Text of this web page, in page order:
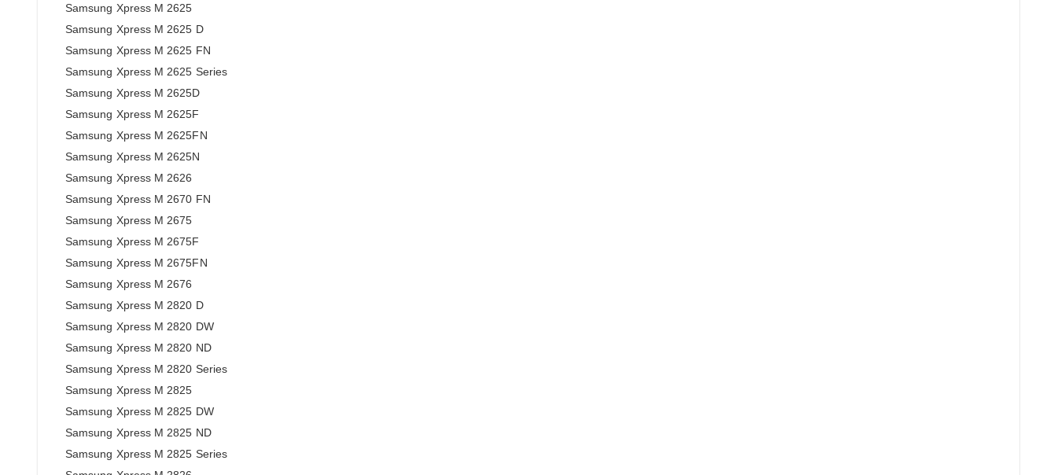
Samsung Xpress M 2625
Samsung Xpress M 2625 D
Samsung Xpress M 2625 FN
Samsung Xpress M 2625 Series
Samsung Xpress M 2625D
Samsung Xpress M 2625F
Samsung Xpress M 2625FN
Samsung Xpress M 2625N
Samsung Xpress M 2626
Samsung Xpress M 2670 FN
Samsung Xpress M 2675
Samsung Xpress M 2675F
Samsung Xpress M 2675FN
Samsung Xpress M 2676
Samsung Xpress M 2820 D
Samsung Xpress M 2820 DW
Samsung Xpress M 2820 ND
Samsung Xpress M 2820 Series
Samsung Xpress M 2825
Samsung Xpress M 2825 DW
Samsung Xpress M 2825 ND
Samsung Xpress M 2825 Series